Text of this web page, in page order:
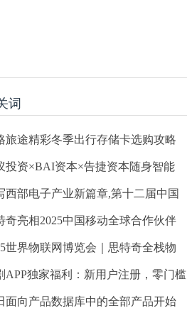
词
旅途精彩冬季出行存储卡选购攻略
投资×BAI资本×告捷资本随身智能
西部电子产业新篇章,第十二届中国
奇亮相2025中国移动全球合作伙伴
世界物联网博览会｜思特奇全栈物
APP独家福利：新用户注册，零门槛
面向产品数据库中的全部产品开始